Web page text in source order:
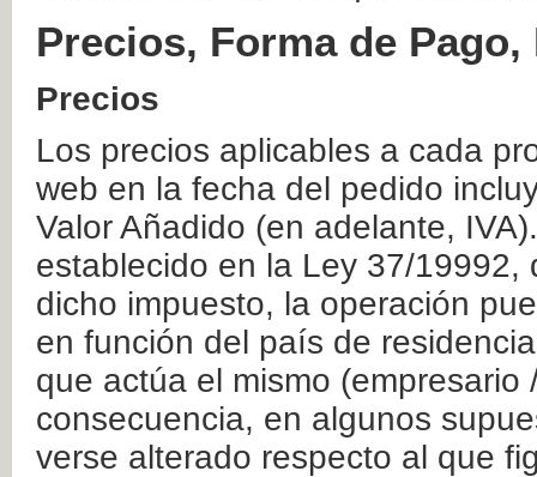
Precios, Forma de
Precios
Los precios aplicables a cada
web en la fecha del pedido
Valor Añadido (en adelante,
establecido en la Ley 37/
dicho impuesto, la operación
en función del país de
que actúa el mismo
consecuencia, en algunos
verse alterado respecto al que